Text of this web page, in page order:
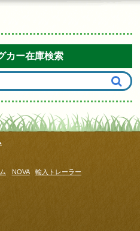
カー在庫検索
NOVA 輸入トレーラー